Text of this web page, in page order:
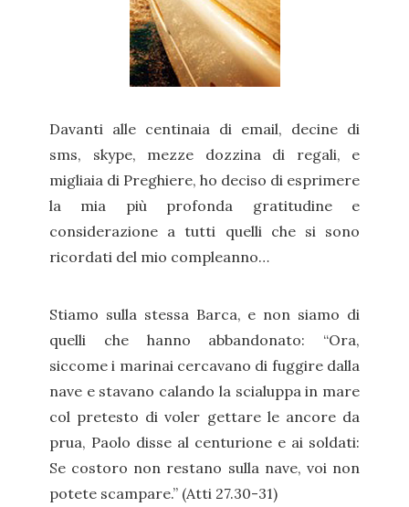
Davanti alle centinaia di email, decine di
sms, skype, mezze dozzina di regali, e
migliaia di Preghiere, ho deciso di esprimere
la mia più profonda gratitudine e
considerazione a tutti quelli che si sono
ricordati del mio compleanno…
Stiamo sulla stessa Barca, e non siamo di
quelli che hanno abbandonato: “Ora,
siccome i marinai cercavano di fuggire dalla
nave e stavano calando la scialuppa in mare
col pretesto di voler gettare le ancore da
prua, Paolo disse al centurione e ai soldati:
Se costoro non restano sulla nave, voi non
potete scampare.” (Atti 27.30-31)